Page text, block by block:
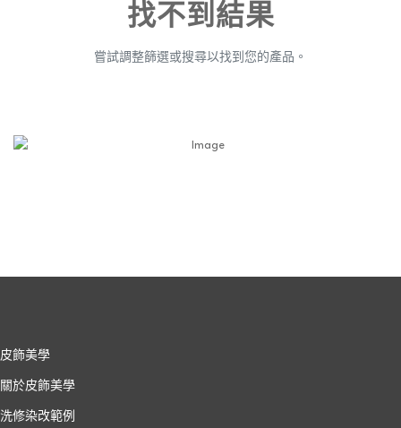
找不到結果
嘗試調整篩選或搜尋以找到您的產品。
皮飾美學
關於皮飾美學
洗修染改範例